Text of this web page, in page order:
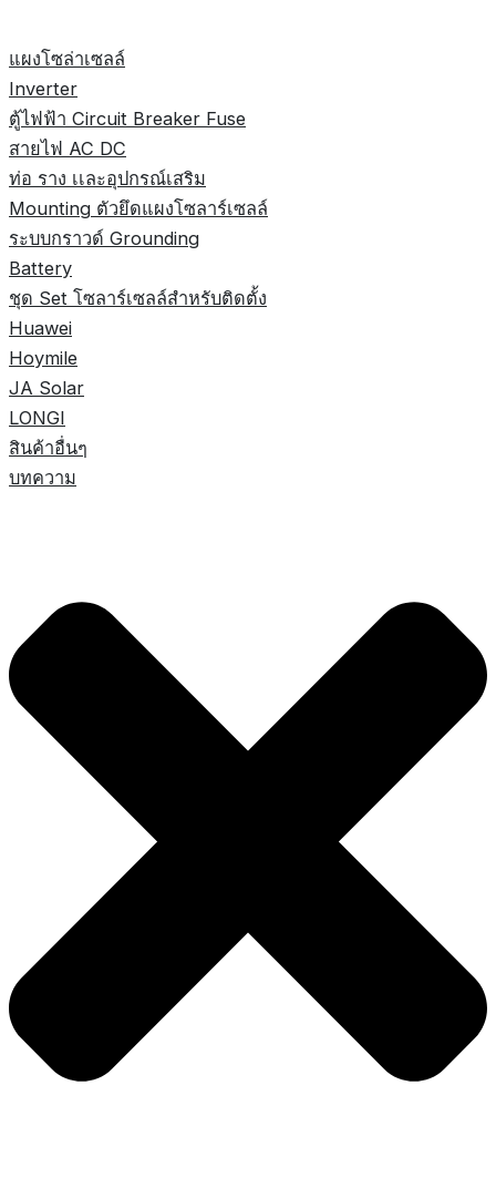
แผงโซล่าเซลล์
Inverter
ตู้ไฟฟ้า Circuit Breaker Fuse
สายไฟ AC DC
ท่อ ราง เเละอุปกรณ์เสริม
Mounting ตัวยึดแผงโซลาร์เซลล์
ระบบกราวด์ Grounding
Battery
ชุด Set โซลาร์เซลล์สำหรับติดตั้ง
Huawei
Hoymile
JA Solar
LONGI
สินค้าอื่นๆ
บทความ